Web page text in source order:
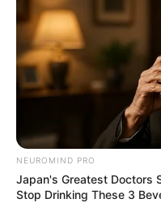
NEUROMIND PRO
Japan's Greatest Doctors
Stop Drinking These 3